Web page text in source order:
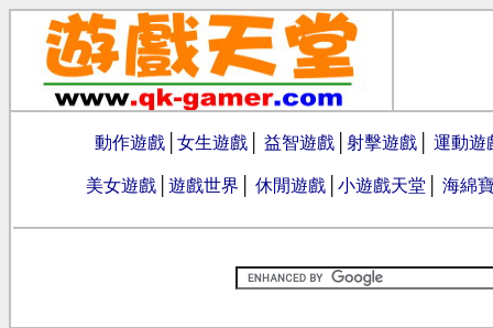
動作遊戲 女生遊戲 益智遊戲 射擊遊戲 運動遊
美女遊戲 遊戲世界 休閒遊戲 小遊戲天堂 海綿